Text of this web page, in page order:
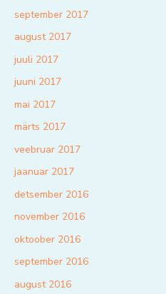
september 2017
august 2017
juuli 2017
juuni 2017
mai 2017
märts 2017
veebruar 2017
jaanuar 2017
detsember 2016
november 2016
oktoober 2016
september 2016
august 2016